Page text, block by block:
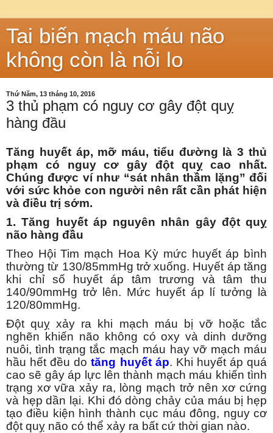
Tai biến mạch máu não
không còn là nỗi lo
Thứ Năm, 13 tháng 10, 2016
3 thủ phạm có nguy cơ gây đột quỵ
hàng đầu
Tăng huyết áp, mỡ máu, tiểu đường là 3 thủ
phạm có nguy cơ gây đột quỵ cao nhất.
Chúng được ví như “sát nhân thầm lặng” đối
với sức khỏe con người nên rất cần phát hiện
và điều trị sớm.
1. Tăng huyết áp nguyên nhân gây đột quỵ
não hàng đầu
Theo Hội Tim mạch Hoa Kỳ mức huyết áp bình
thường từ 130/85mmHg trở xuống. Huyết áp tăng
khi chỉ số huyết áp tâm trương và tâm thu
140/90mmHg trở lên. Mức huyết áp lí tưởng là
120/80mmHg.
Đột quỵ xảy ra khi mạch máu bị vỡ hoặc tắc
nghẽn khiến não không có oxy và dinh dưỡng
nuôi, tình trạng tắc mạch máu hay vỡ mạch máu
hầu hết đều dotăng huyết áp. Khi huyết áp quá
cao sẽ gây áp lực lên thành mạch máu khiến tình
trạng xơ vữa xảy ra, lòng mạch trở nên xơ cứng
và hẹp dần lại. Khi đó dòng chảy của máu bị hẹp
tạo điều kiện hình thành cục máu đông, nguy cơ
đột quỵ não có thể xảy ra bất cứ thời gian nào.